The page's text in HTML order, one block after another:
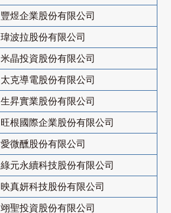
豐煜企業股份有限公司
瑋波拉股份有限公司
米晶投資股份有限公司
太克導電股份有限公司
生昇實業股份有限公司
旺根國際企業股份有限公司
愛微醺股份有限公司
綠元永續科技股份有限公司
映真妍科技股份有限公司
翊聖投資股份有限公司